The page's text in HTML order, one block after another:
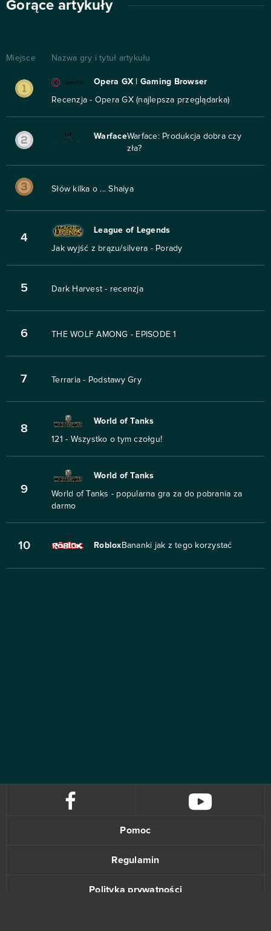
Gorące artykuły
Miejsce Nazwa gry i tytuł artykułu
Opera GX | Gaming Browser
Recenzja - Opera GX (najlepsza przeglądarka)
WarfaceWarface: Produkcja dobra czy
zła?
Słów kilka o ... Shaiya
4
League of Legends
Jak wyjść z brązu/silvera - Porady
5 Dark Harvest - recenzja
6 THE WOLF AMONG - EPISODE 1
7 Terraria - Podstawy Gry
8
World of Tanks
121 - Wszystko o tym czołgu!
9
World of Tanks
World of Tanks - popularna gra za do pobrania za
darmo
10 Roblox Bananki jak z tego korzystać
Pomoc
Regulamin
Polityka prywatności